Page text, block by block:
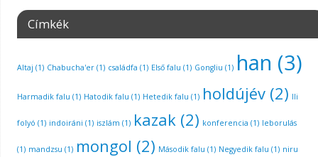
Címkék
Altaj (1) Chabucha'er(1) családfa (1) Első falu (1) Gongliu (1) han (3)
Harmadik falu (1) Hatodik falu (1) Hetedik falu (1) holdújév(2) Ili
folyó (1) indoiráni (1) iszlám (1) kazak(2) konferencia (1) leborulás
(1) mandzsu (1) mongol (2) Második falu (1) Negyedik falu (1) niru